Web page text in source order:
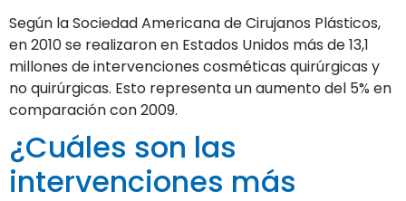
Según la Sociedad Americana de Cirujanos Plásticos,
en 2010 se realizaron en Estados Unidos más de 13,1
millones de intervenciones cosméticas quirúrgicas y
no quirúrgicas. Esto representa un aumento del 5% en
comparación con 2009.
¿Cuáles son las
intervenciones más